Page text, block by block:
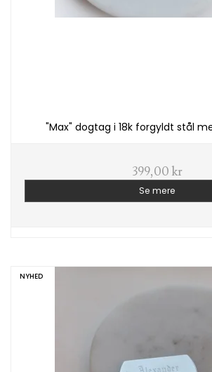
"Max" dogtag i 18k forgyldt stål
399,00 kr
Se mere
NYHED